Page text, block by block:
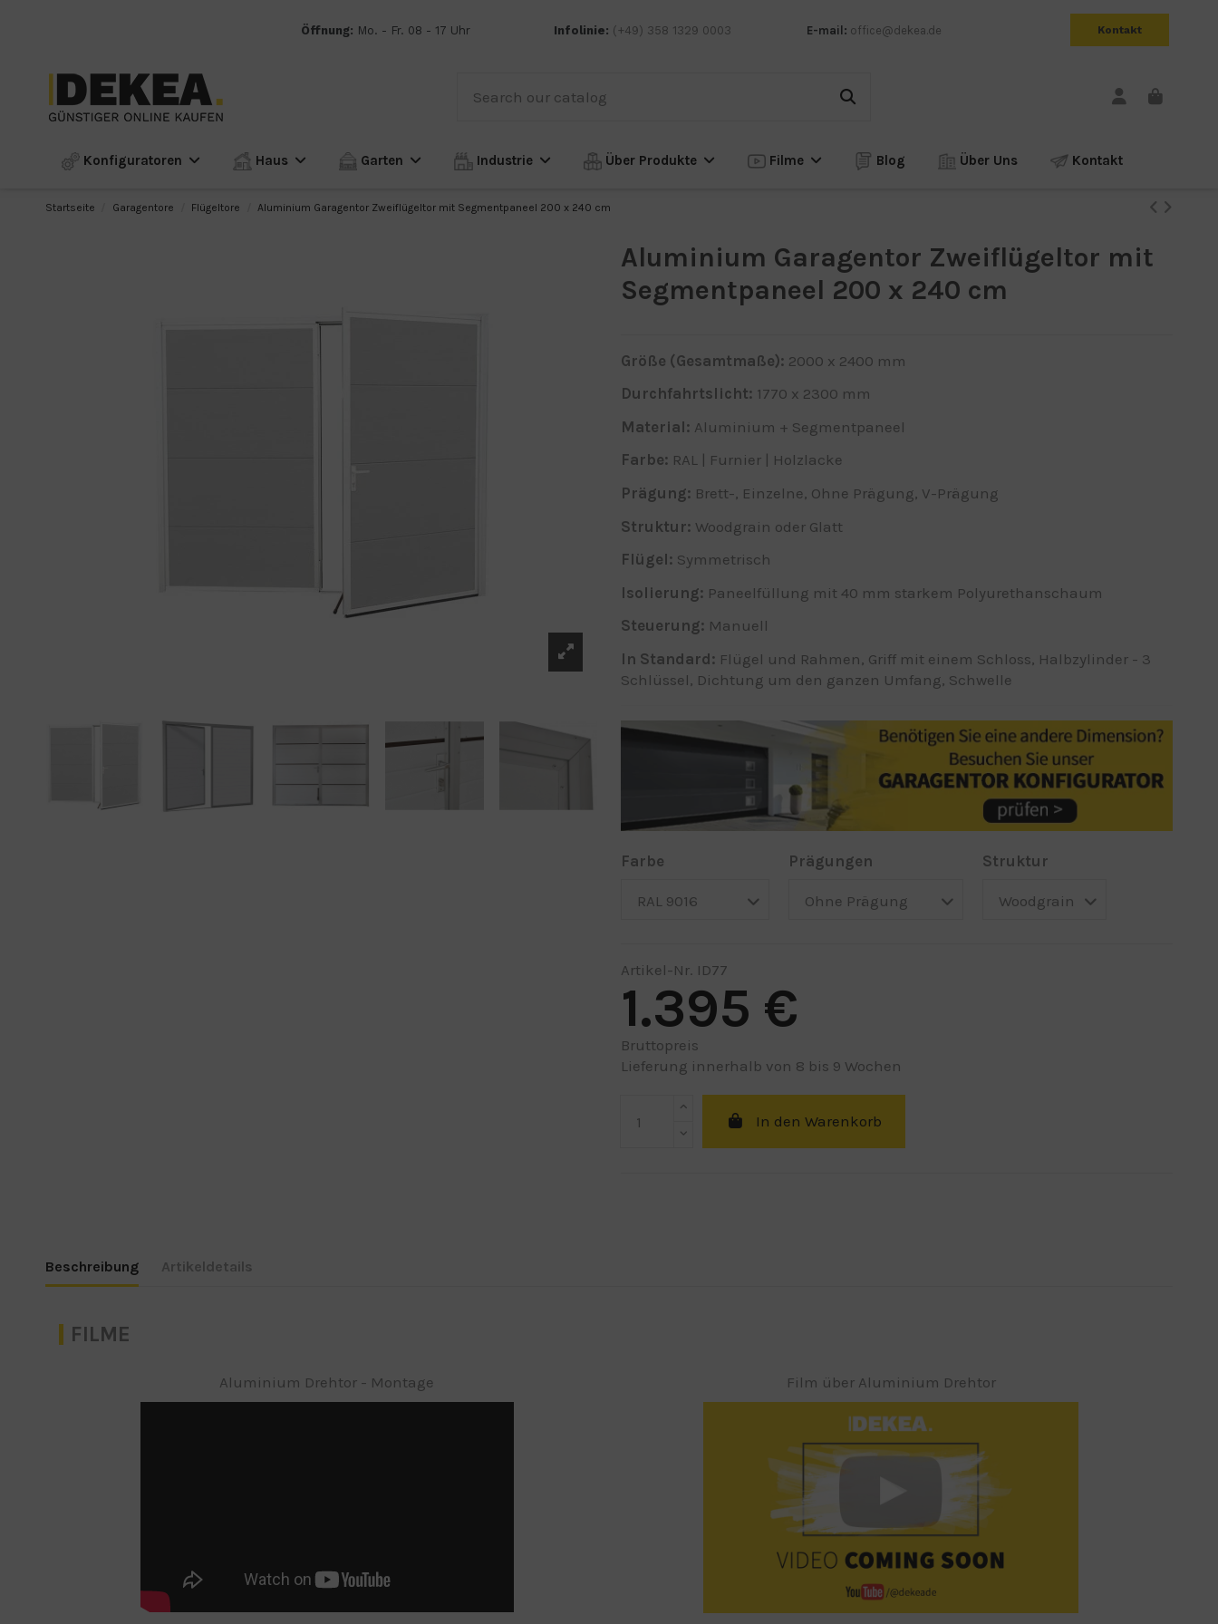
Öffnung: Mo. - Fr. 08 - 17 Uhr Infolinie: (+49) 358 1329 0003 E-mail: office@dekea.de Kontakt
Konfiguratoren Haus Garten Industrie Über Produkte Filme Blog Über Uns Kontakt
Startseite Garagentore Flügeltore Aluminium Garagentor Zweiflügeltor mit Segmentpaneel 200 x 240 cm
Aluminium Garagentor Zweiflügeltor mit
Segmentpaneel 200 x 240 cm
Größe (Gesamtmaße): 2000 x 2400 mm
Durchfahrtslicht: 1770 x 2300 mm
Material: Aluminium + Segmentpaneel
Farbe: RAL | Furnier | Holzlacke
Prägung: Brett-, Einzelne, Ohne Prägung, V-Prägung
Struktur: Woodgrain oder Glatt
Flügel: Symmetrisch
Isolierung: Paneelfüllung mit 40 mm starkem Polyurethanschaum
Steuerung: Manuell
In Standard: Flügel und Rahmen, Griff mit einem Schloss, Halbzylinder - 3
Schlüssel, Dichtung um den ganzen Umfang, Schwelle
Farbe Prägungen Struktur
Artikel-Nr. ID77
1.395 €
Bruttopreis
Lieferung innerhalb von 8 bis 9 Wochen
In den Warenkorb
Beschreibung Artikeldetails
FILME
Aluminium Drehtor - Montage Film über Aluminium Drehtor